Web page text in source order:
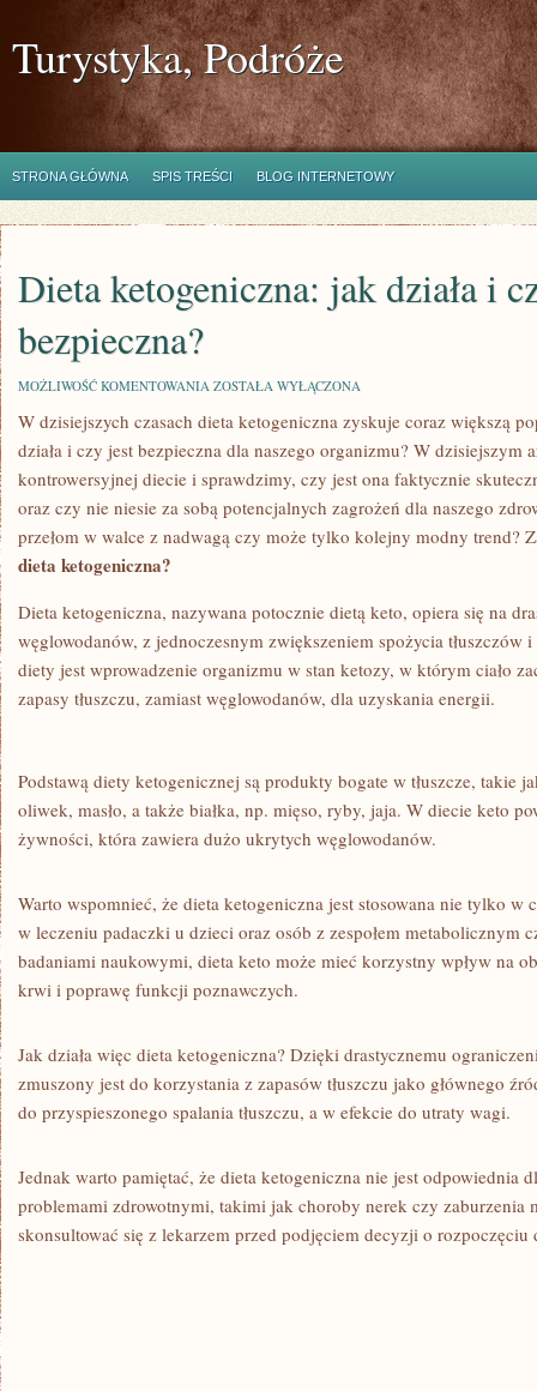
Turystyka, Podróże
STRONA GŁÓWNA SPIS TREŚCI BLOG INTERNETOWY
Dieta ketogeniczna: jak działa i
bezpieczna?
MOŻLIWOŚĆ KOMENTOWANIA DIETA
JAK
I
CZY
JEST
BEZPIECZNA?
ZOSTAŁA WYŁĄCZONA
W dzisiejszych czasach dieta ketogeniczna zyskuje coraz większą​
działa i czy jest bezpieczna dla naszego organizmu? W
kontrowersyjnej diecie i sprawdzimy, czy jest ona faktycznie
oraz czy⁤ nie niesie za⁤ sobą potencjalnych zagrożeń dla naszego
⁤przełom w ⁢walce z nadwagą ​czy⁣ może tylko kolejny‍ modny trend?
dieta ketogeniczna?
Dieta ⁤ketogeniczna, nazywana potocznie dietą keto, opiera się na
węglowodanów, z jednoczesnym zwiększeniem spożycia tłuszczów
diety jest wprowadzenie organizmu w ⁢stan ketozy, w którym ciało
zapasy tłuszczu, zamiast węglowodanów, dla uzyskania energii.
Podstawą diety ketogenicznej są produkty bogate w tłuszcze, takie
oliwek, masło, a także białka, np. mięso, ryby, jaja. W diecie ⁣keto
żywności, która​ zawiera‍ dużo ukrytych⁢ węglowodanów.
Warto wspomnieć, że dieta ketogeniczna jest stosowana⁢ nie tylko w
​w leczeniu ⁢padaczki u dzieci ‍oraz osób z zespołem metabolicznym
‌badaniami naukowymi, dieta keto może mieć korzystny wpływ ‍na
krwi i poprawę funkcji poznawczych.
Jak działa więc dieta ⁤ketogeniczna? Dzięki drastycznemu
zmuszony jest do korzystania‌ z zapasów tłuszczu ⁢jako głównego
do przyspieszonego spalania tłuszczu, a w efekcie do utraty wagi.
Jednak warto pamiętać, że dieta ketogeniczna nie jest odpowiednia
problemami zdrowotnymi, takimi jak choroby nerek czy zaburzenia
skonsultować się⁢ z lekarzem przed podjęciem ⁤decyzji o rozpoczęciu